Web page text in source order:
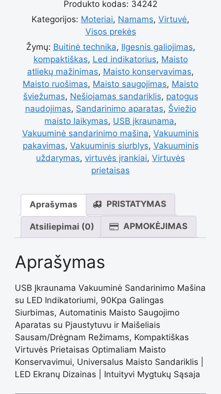
įkraunama
vakuuminė
sandarinimo
mašina
su
Led
indikatoriumi
Produkto kodas: 34242
Kategorijos: Moteriai, Namams, Virtuvė,
Visos prekės
Žymų: Buitinė technika, Ilgesnis galiojimas,
kompaktiškas, Led indikatorius, Maisto
atliekų mažinimas, Maisto konservavimas,
Maisto ruošimas, Maisto saugojimas, Maisto
šviežumas, Nešiojamas sandariklis, patogus
naudojimas, Sandarinimo aparatas, Šviežio
maisto laikymas, USB įkraunama,
Vakuuminė sandarinimo mašina, Vakuuminis
pakavimas, Vakuuminis siurblys, Vakuuminis
uždarymas, virtuvės įrankiai, Virtuvės
prietaisas
Aprašymas PRISTATYMAS
Atsiliepimai (0) APMOKĖJIMAS
Aprašymas
USB Įkraunama Vakuuminė Sandarinimo Mašina
su LED Indikatoriumi, 90Kpa Galingas
Siurbimas, Automatinis Maisto Saugojimo
Aparatas su Pjaustytuvu ir Maišeliais
Sausam/Drėgnam Režimams, Kompaktiškas
Virtuvės Prietaisas Optimaliam Maisto
Konservavimui, Universalus Maisto Sandariklis |
LED Ekranų Dizainas | Intuityvi Mygtukų Sąsaja